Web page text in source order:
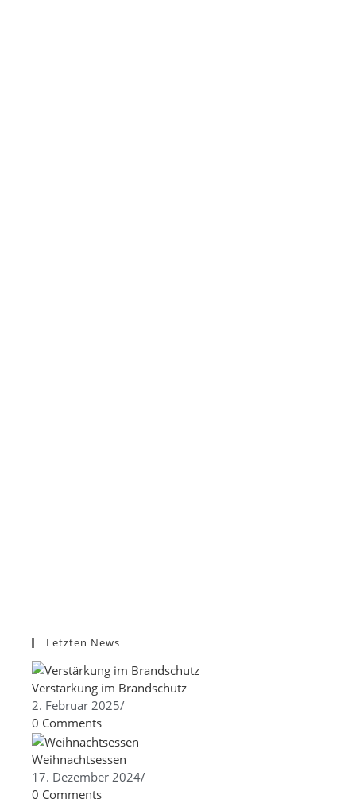
Letzten News
Verstärkung im Brandschutz
2. Februar 2025/
0 Comments
Weihnachtsessen
17. Dezember 2024/
0 Comments